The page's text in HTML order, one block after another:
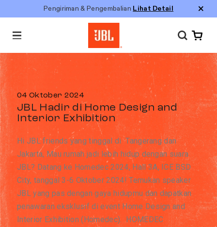
Pengiriman & Pengembalian Lihat Detail
M
04 Oktober 2024
JBL Hadir di Home Design and
Interior Exhibition
Hi JBL friends yang tinggal di Tangerang dan
Jakarta, Mau rumah jadi lebih hidup dengan suara
JBL? Datang ke Homedec 2024, Hall 3A, ICE BSD
City, tanggal 3-6 Oktober 2024! Temukan speaker
JBL yang pas dengan gaya hidupmu dan dapatkan
penawaran eksklusif di event Home Design and
Interior Exhibition (Homedec). HOMEDEC